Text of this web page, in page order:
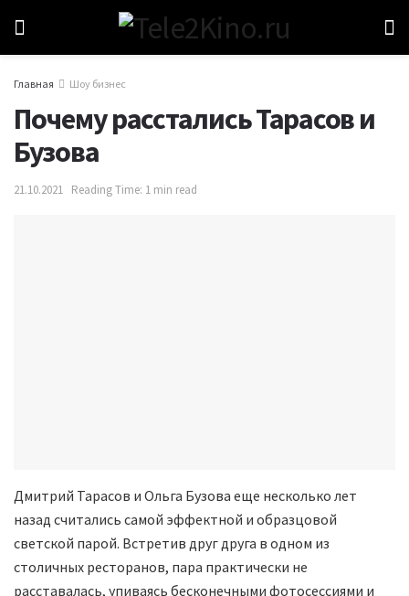
Главная Шоу бизнес
Почему расстались Тарасов и
Бузова
21.10.2021 Reading Time: 1 min read
Дмитрий Тарасов и Ольга Бузова еще несколько лет
назад считались самой эффектной и образцовой
светской парой. Встретив друг друга в одном из
столичных ресторанов, пара практически не
расставалась, упиваясь бесконечными фотосессиями и